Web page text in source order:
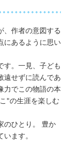
、作者の意図する
にあるように思い
す。一見、子ども
遠せずに読んであ
力でこの物語の本
"の生涯を楽しむ
のひとり。 豊か
ます。